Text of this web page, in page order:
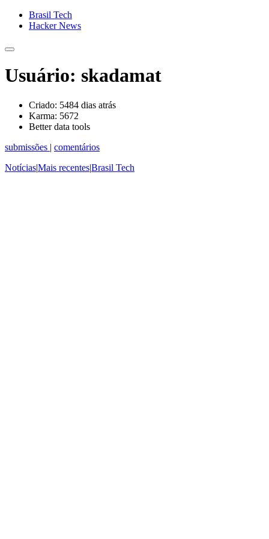
Brasil Tech
Hacker News
Usuário: skadamat
Criado: 5484 dias atrás
Karma: 5672
Better data tools
submissões | comentários
Notícias|Mais recentes|Brasil Tech